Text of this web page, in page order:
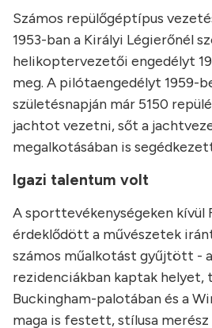
Számos repülőgéptípus
1953-ban a Királyi Légierőnél
helikoptervezetői engedélyt
meg. A pilótaengedélyt 1959-
születésnapján már 5150
jachtot vezetni, sőt a
megalkotásában is
Igazi talentum volt
A sporttevékenységeken kívül
érdeklődött a művészetek
számos műalkotást gyűjtött -
rezidenciákban kaptak
Buckingham-palotában és a
maga is festett, stílusa merész